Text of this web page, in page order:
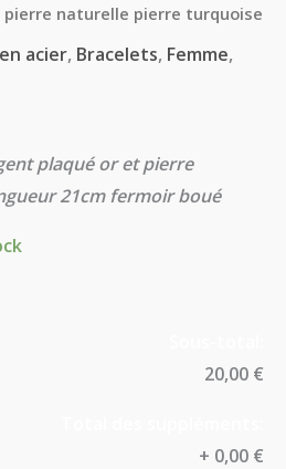
naturelle pierre turquoise
acier, Bracelets, Femme,
plaqué or et pierre
21cm fermoir boué
20,00 €
+ 0,00 €